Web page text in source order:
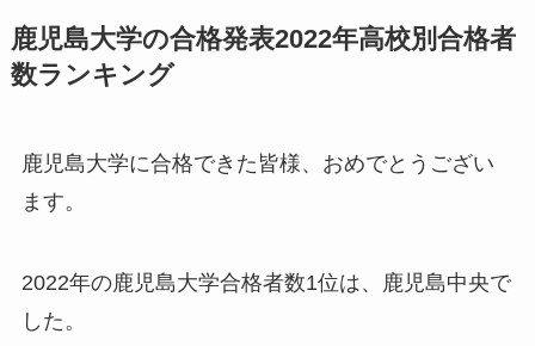
鹿児島大学の合格発表2022年高校別合格者
数ランキング
鹿児島大学に合格できた皆様、おめでとうござい
ます。
2022年の鹿児島大学合格者数1位は、鹿児島中央で
した。